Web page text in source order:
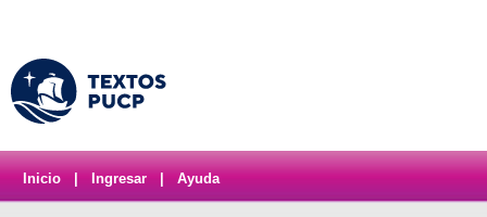
Inicio Ingresar Ayuda